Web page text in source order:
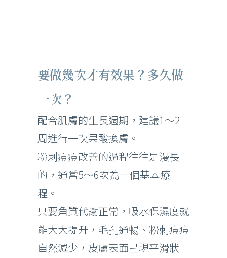
要做幾次才有效果？多久做
一次？
配合肌膚的生長週期，建議1～2
周進行一次果酸換膚。
粉刺痘痘改善的過程往往是漫長
的，通常5～6次為一個基本療
程。
只要角質代謝正常，吸水保濕度就
能大大提升，毛孔通暢、粉刺痘痘
自然減少，皮膚表面呈現平滑狀